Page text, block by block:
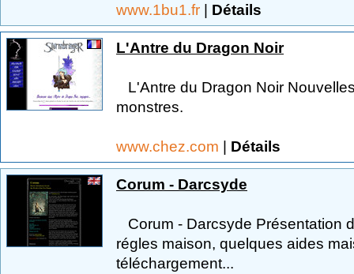
www.1bu1.fr | Détails
L'Antre du Dragon Noir
L'Antre du Dragon Noir
monstres.
www.chez.com | Détails
Corum - Darcsyde
Corum - Darcsyde Présentation
régles maison, quelques aides
téléchargement...